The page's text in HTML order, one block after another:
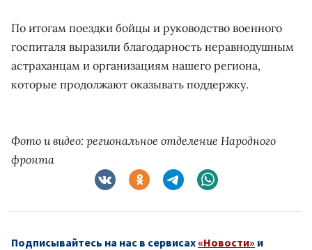
По итогам поездки бойцы и руководство военного
госпиталя выразили благодарность неравнодушным
астраханцам и организациям нашего региона,
которые продолжают оказывать поддержку.
Фото и видео: региональное отделение Народного
фронта
Подписывайтесь на нас в сервисах «Новости» и